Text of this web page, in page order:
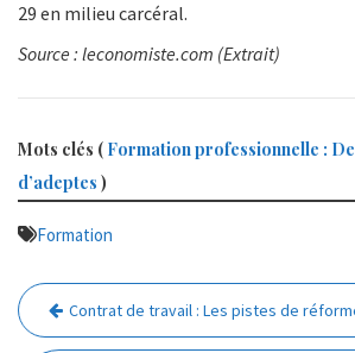
29 en milieu carcéral.
Source : leconomiste.com (Extrait)
Mots clés ( Formation professionnelle :
d’adeptes )
Formation
Navigation
de
Contrat de travail : Les pistes de